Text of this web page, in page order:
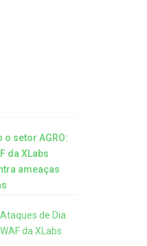
o setor AGRO:
da XLabs
ameaças
de Dia
da XLabs